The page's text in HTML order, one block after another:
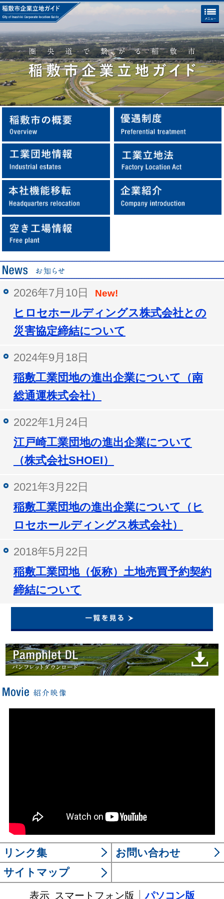
稲敷市企業立地ガイド
2026年7月10日 New!
ヒロセホールディングス株式会社との
災害協定締結について
2024年9月18日
稲敷工業団地の進出企業について（南
総通運株式会社）
2022年1月24日
江戸崎工業団地の進出企業について
（株式会社SHOEI）
2021年3月22日
稲敷工業団地の進出企業について（ヒ
ロセホールディングス株式会社）
2018年5月22日
稲敷工業団地（仮称）土地売買予約契約
締結について
リンク集
お問い合わせ
サイトマップ
表示 スマートフォン版 パソコン版